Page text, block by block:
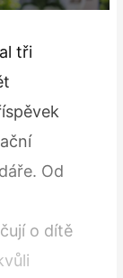
tři
Od
o dítě